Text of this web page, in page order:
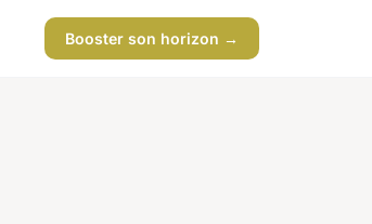
Booster son horizon →